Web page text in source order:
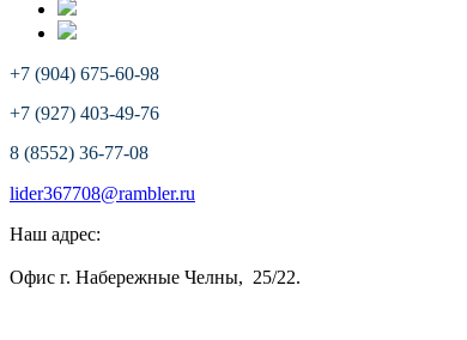
+7 (904) 675-60-98
+7 (927) 403-49-76
8 (8552) 36-77-08
lider367708@rambler.ru
Наш адрес:
Офис г. Набережные Челны, 25/22.